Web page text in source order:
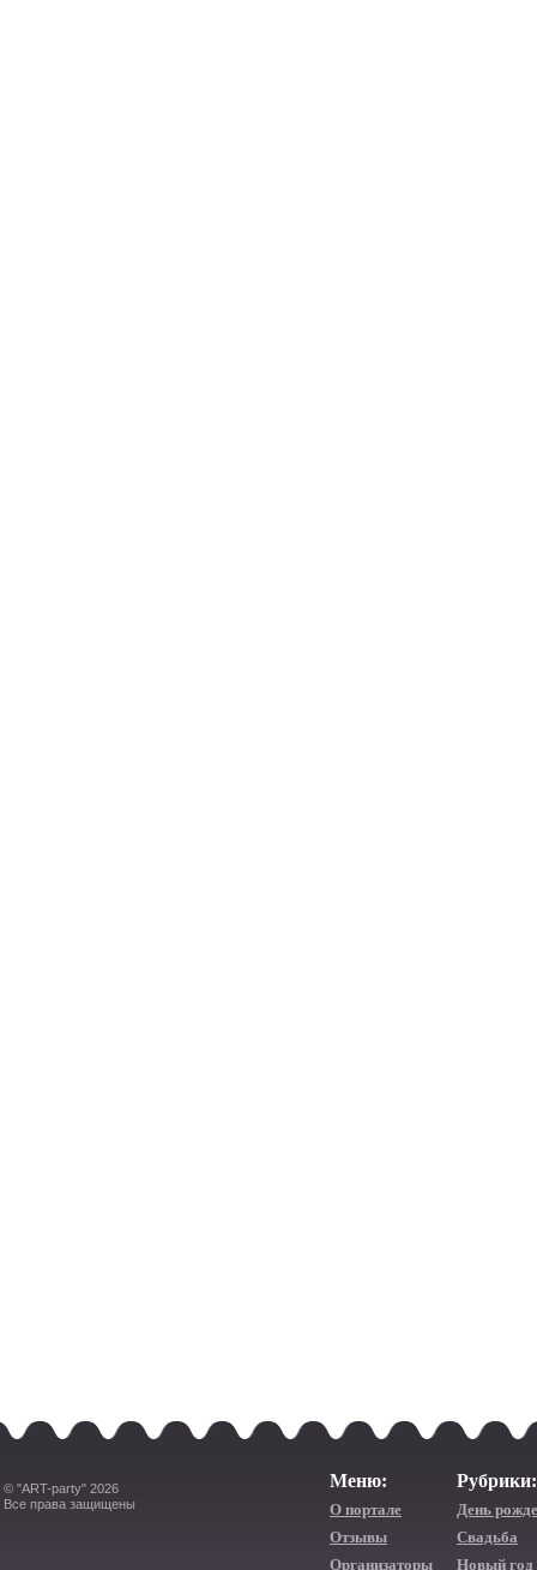
© "ART-party" 2026
Все права защищены
Меню:
О портале
Отзывы
Организаторы
Рубрики:
День
Свадьба
Новый год